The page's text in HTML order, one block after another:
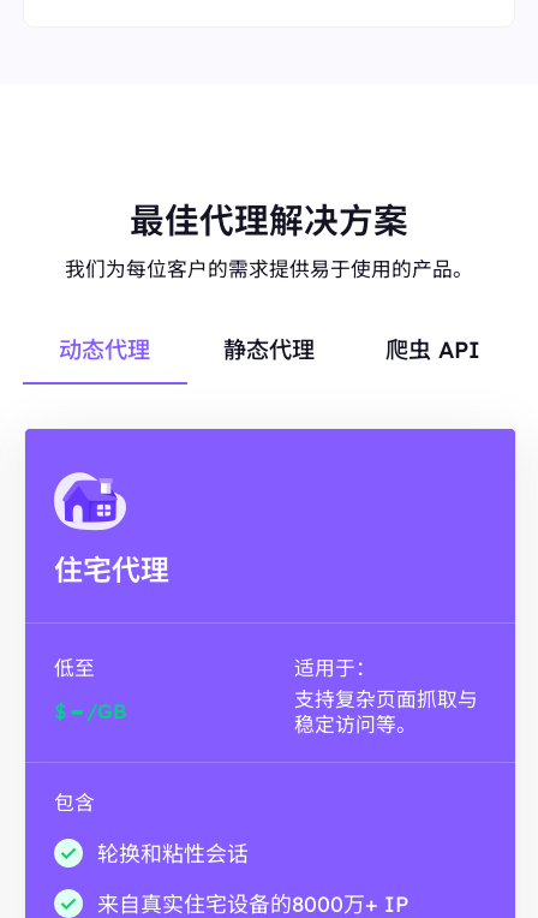
最佳代理解决方案
我们为每位客户的需求提供易于使用的产品。
动态代理 静态代理 爬虫 API
住宅代理
低至
$-/GB
适用于：
支持复杂页面抓取与
稳定访问等。
包含
轮换和粘性会话
来自真实住宅设备的8000万+ IP